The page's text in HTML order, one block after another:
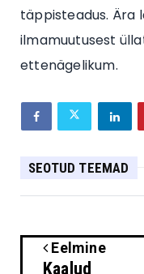
täppisteadus. Ära
ilmamuutusest
ettenägelikum.
SEOTUD TEEMAD
Eelmine
Kaalud